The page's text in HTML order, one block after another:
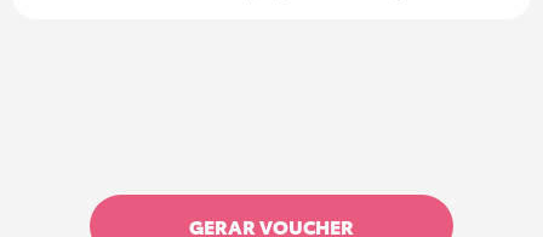
GERAR VOUCHER